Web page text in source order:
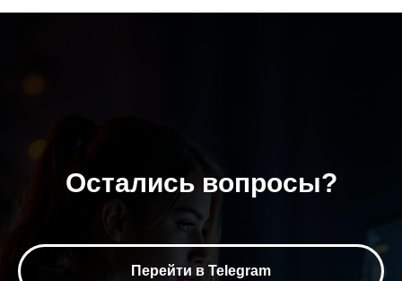
Остались вопросы?
Перейти в Telegram